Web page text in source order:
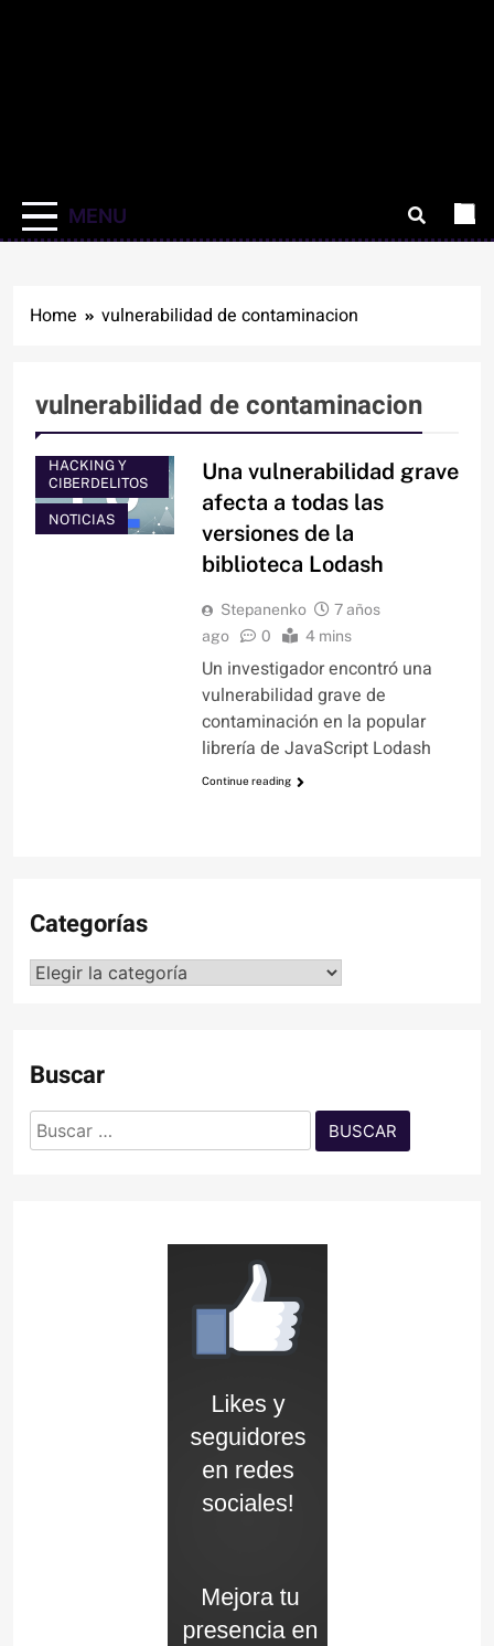
MENU
Home vulnerabilidad de contaminacion
vulnerabilidad de contaminacion
HACKING Y
CIBERDELITOS
NOTICIAS
Una vulnerabilidad grave
afecta a todas las
versiones de la
biblioteca Lodash
Stepanenko
7 años
ago
0 4 mins
Un investigador encontró una
vulnerabilidad grave de
contaminación en la popular
librería de JavaScript Lodash
Continue reading
Categorías
Categorías
Buscar
Buscar: